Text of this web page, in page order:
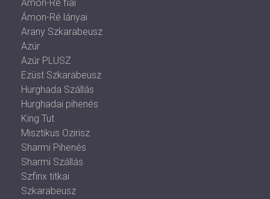
Ámon-Ré fiai
Ámon-Ré lányai
Arany Szkarabeusz
Azúr
Azúr PLUSZ
Ezüst Szkarabeusz
Hurghada Szállás
Hurghadai pihenés
King Tut
Misztikus Ozirisz
Sharmi Pihenés
Sharmi Szállás
Szfinx titkai
Szkarabeusz